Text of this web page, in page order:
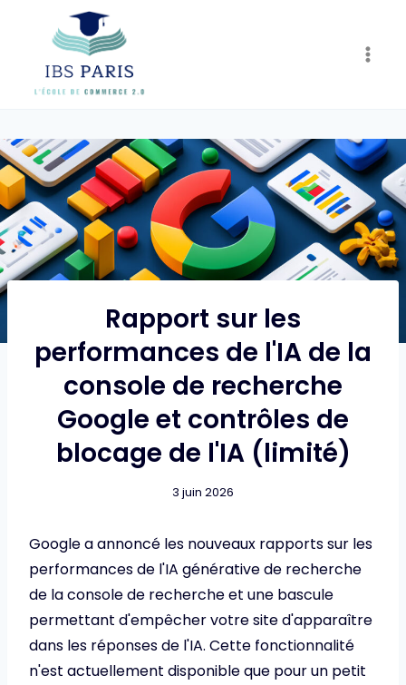
content
Rapport sur les
performances de l'IA de la
console de recherche
Google et contrôles de
blocage de l'IA (limité)
3 juin 2026
Google a annoncé les nouveaux rapports sur les
performances de l'IA générative de recherche
de la console de recherche et une bascule
permettant d'empêcher votre site d'apparaître
dans les réponses de l'IA. Cette fonctionnalité
n'est actuellement disponible que pour un petit